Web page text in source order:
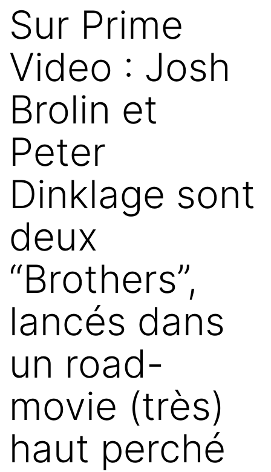
Sur Prime
Video : Josh
Brolin et
Peter
Dinklage sont
deux
“Brothers”,
lancés dans
un road-
movie (très)
haut perché